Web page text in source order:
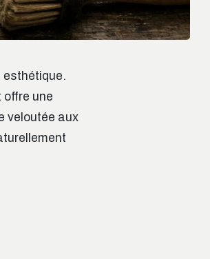
esthétique.
une
veloutée aux